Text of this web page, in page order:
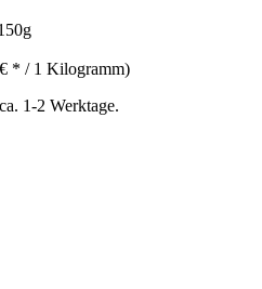
* / 1 Kilogramm)
1-2 Werktage.